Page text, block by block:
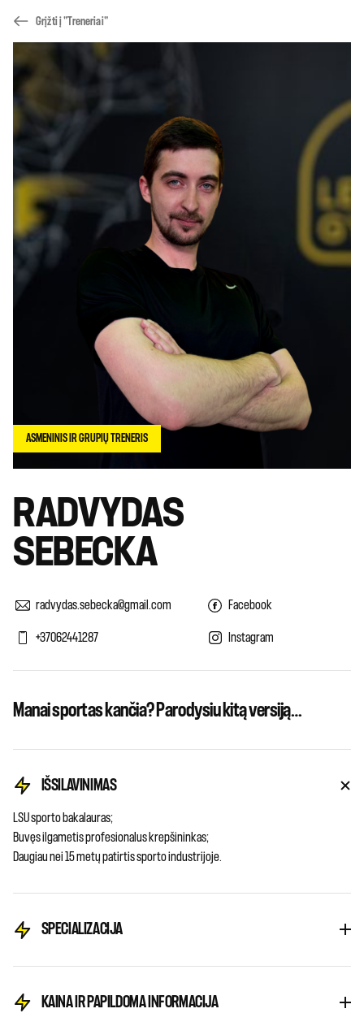
Grįžti į "Treneriai"
RADVYDAS
SEBECKA
radvydas.sebecka@gmail.com
+37062441287
Facebook
Instagram
Manai sportas kančia? Parodysiu kitą versiją…
IŠSILAVINIMAS
LSU sporto bakalauras;
Buvęs ilgametis profesionalus krepšininkas;
Daugiau nei 15 metų patirtis sporto industrijoje.
SPECIALIZACIJA
KAINA IR PAPILDOMA INFORMACIJA
ASMENINIS IR GRUPIŲ TRENERIS